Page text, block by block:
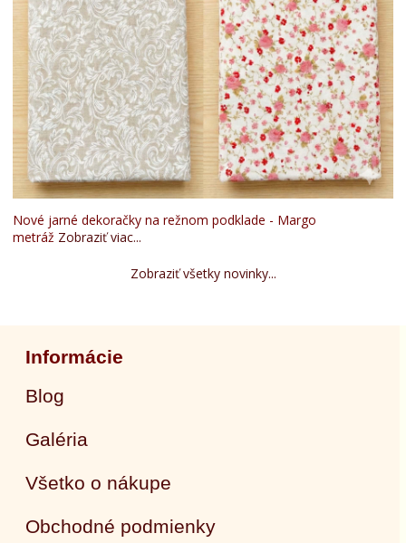
Nové jarné dekoračky na režnom podklade - Margo
metráž Zobraziť viac...
Zobraziť všetky novinky...
Informácie
Blog
Galéria
Všetko o nákupe
Obchodné podmienky